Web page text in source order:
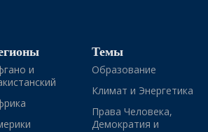
и
Темы
Образование
Климат и Энергетика
Права Человека,
Демократия и